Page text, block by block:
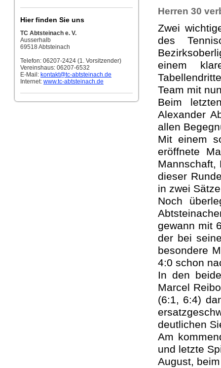
Hier finden Sie uns
TC Abtsteinach e. V.
Ausserhalb
69518 Abtsteinach
Telefon: 06207-2424 (1. Vorsitzender)
Vereinshaus: 06207-6532
E-Mail: kontakt@tc-abtsteinach.de
Internet: www.tc-abtsteinach.de
Herren 30
Zwei
des
einem
Team mit
Beim
Alexander
allen
Mit einem
eröffnete
Mannschaft,
dieser
in zwei
Noch
gewann mit
der bei
besondere
4:0 schon
In den
Marcel
(6:1, 6:4)
deutlichen
Am
und letzte
August,